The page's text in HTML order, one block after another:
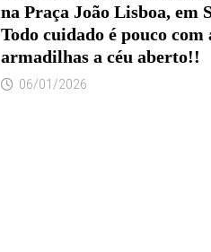
na Praça João Lisboa, em
Todo cuidado é pouco com
armadilhas a céu aberto!!
06/01/2026